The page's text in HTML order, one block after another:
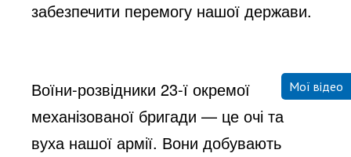
i
e
забезпечити перемогу нашої держави.
Воїни-розвідники 23-ї окремої
механізованої бригади — це очі та
вуха нашої армії. Вони добувають
Мої відео